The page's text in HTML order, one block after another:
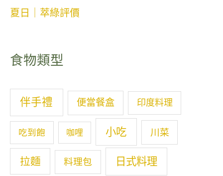
夏日｜萃綠評價
食物類型
伴手禮 便當餐盒 印度料理
吃到飽 咖哩 小吃 川菜
拉麵 料理包 日式料理